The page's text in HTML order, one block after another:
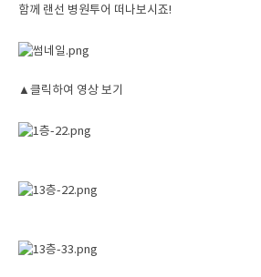
함께 랜선 병원투어 떠나보시죠!
▲클릭하여 영상 보기